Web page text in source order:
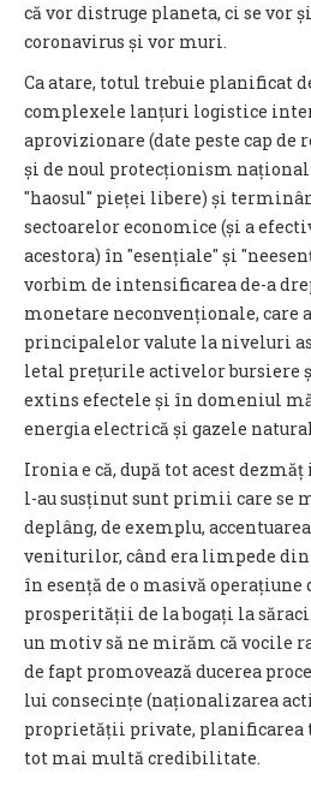
că vor distruge planeta, ci se vor
coronavirus și vor muri.
Ca atare, totul trebuie planificat
complexele lanțuri logistice
aprovizionare (date peste cap
și de noul protecționism
"haosul" pieței libere) și
sectoarelor economice (și a
acestora) în "esențiale" și
vorbim de intensificarea de-a
monetare neconvenționale, care
principalelor valute la niveluri
letal prețurile activelor bursiere
extins efectele și în domeniul
energia electrică și gazele
Ironia e că, după tot acest
l-au susținut sunt primii care se
deplâng, de exemplu,
veniturilor, când era limpede din
în esență de o masivă
prosperității de la bogați la
un motiv să ne mirăm că vocile
de fapt promovează ducerea
lui consecințe (naționalizarea
proprietății private, planificarea
tot mai multă credibilitate.